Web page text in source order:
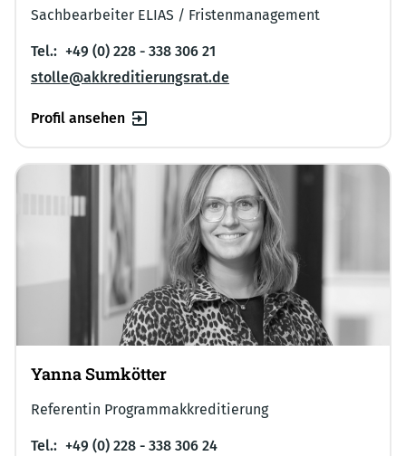
Sachbearbeiter ELIAS / Fristenmanagement
Tel.: +49 (0) 228 - 338 306 21
stolle@akkreditierungsrat.de
Profil ansehen
Yanna Sumkötter
Referentin Programmakkreditierung
Tel.: +49 (0) 228 - 338 306 24